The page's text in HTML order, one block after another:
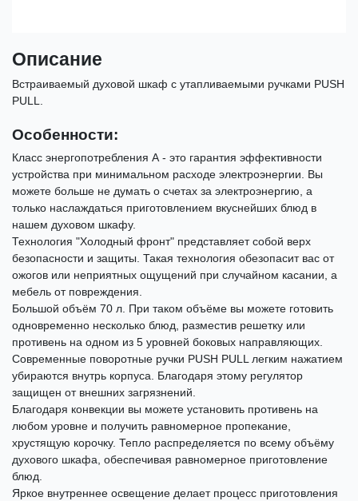
Описание
Встраиваемый духовой шкаф с утапливаемыми ручками PUSH
PULL.
Особенности:
Класс энергопотребления А - это гарантия эффективности
устройства при минимальном расходе электроэнергии. Вы
можете больше не думать о счетах за электроэнергию, а
только наслаждаться приготовлением вкуснейших блюд в
нашем духовом шкафу.
Технология "Холодный фронт" представляет собой верх
безопасности и защиты. Такая технология обезопасит вас от
ожогов или неприятных ощущений при случайном касании, а
мебель от повреждения.
Большой объём 70 л. При таком объёме вы можете готовить
одновременно несколько блюд, разместив решетку или
противень на одном из 5 уровней боковых направляющих.
Современные поворотные ручки PUSH PULL легким нажатием
убираются внутрь корпуса. Благодаря этому регулятор
защищен от внешних загрязнений.
Благодаря конвекции вы можете установить противень на
любом уровне и получить равномерное пропекание,
хрустящую корочку. Тепло распределяется по всему объёму
духового шкафа, обеспечивая равномерное приготовление
блюд.
Яркое внутреннее освещение делает процесс приготовления